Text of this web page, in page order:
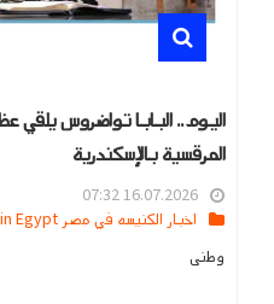
اليوم.. البابا تواضروس يلقي
المرقسية بالإسكندرية
16.07.2026 07:32
اخبار الكنيسه في مصر Church news in Egypt
وطنى